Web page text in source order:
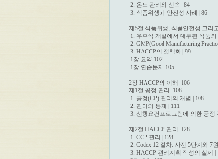
2. 온도 관리와 신속 | 84
3. 식품위생과 안전성 사례 | 86
제5절 식품위생, 식품안전성 그리
1. 우주식 개발에서 대두된 식품의
2. GMP(Good Manufacturing
3. HACCP의 정책화 | 99
1장 요약 102
1장 연습문제 105
2장 HACCP의 이해  106
제1절 공정 관리  108
1. 공정(CP) 관리의 개념 | 108
2. 관리와 통제 | 111
3. 선행요건프로그램에 의한 공정
제2절 HACCP 관리  128
1. CCP 관리 | 128
2. Codex 12 절차: 사전 5단계와 7
3. HACCP 관리계획 작성의 실제 |